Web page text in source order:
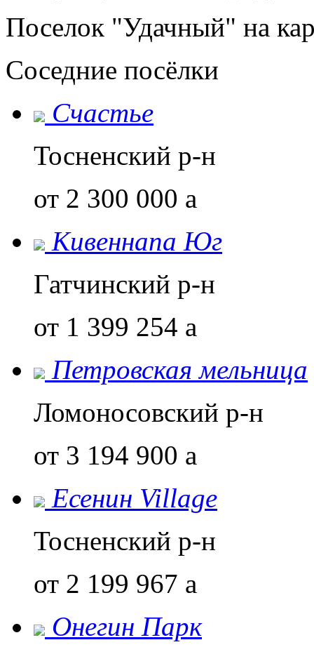
Поселок "Удачный" на
Соседние посёлки
Счастье
Тосненский р-н
от 2 300 000 a
Кивеннапа Юг
Гатчинский р-н
от 1 399 254 a
Петровская мельница
Ломоносовский р-н
от 3 194 900 a
Есенин Village
Тосненский р-н
от 2 199 967 a
Онегин Парк